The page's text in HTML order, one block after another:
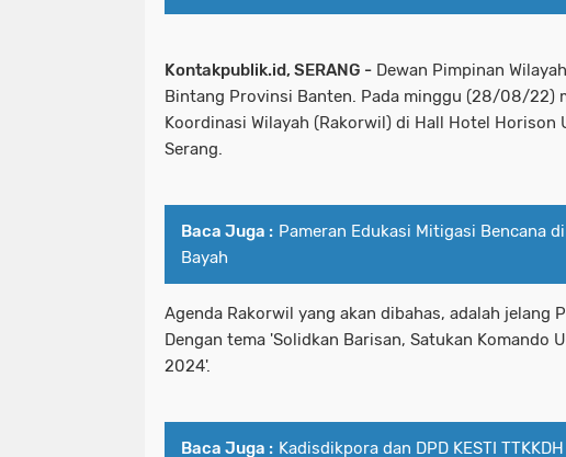
Kontakpublik.id, SERANG - Dewan Pimpinan
Bintang Provinsi Banten. Pada minggu (28/08/22)
Koordinasi Wilayah (Rakorwil) di Hall Hotel Horison
Serang.
Baca Juga : Pameran Edukasi Mitigasi Bencana di
Bayah
Agenda Rakorwil yang akan dibahas, adalah jelang
Dengan tema 'Solidkan Barisan, Satukan Komando
2024'.
Baca Juga : Kadisdikpora dan DPD KESTI TTKKDH